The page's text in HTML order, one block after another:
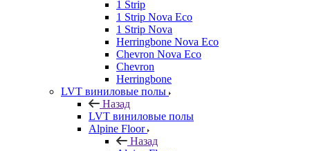
1 Strip
1 Strip Nova Eco
1 Strip Nova
Herringbone Nova Eco
Chevron Nova Eco
Chevron
Herringbone
LVT виниловые полы
Назад
LVT виниловые полы
Alpine Floor
Назад